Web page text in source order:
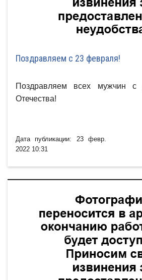
Поздравляем с 23 февраля!
Поздравляем всех мужчин с
Отечества!
Дата публикации: 23 февр.
2022 10:31